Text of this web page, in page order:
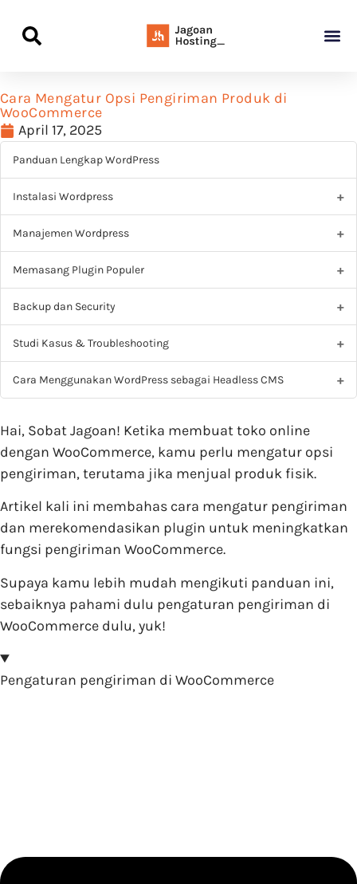
Cara Mengatur Opsi Pengiriman Produk di
WooCommerce
April 17, 2025
Panduan Lengkap WordPress
Instalasi Wordpress
Manajemen Wordpress
Memasang Plugin Populer
Backup dan Security
Studi Kasus & Troubleshooting
Cara Menggunakan WordPress sebagai Headless CMS
Hai, Sobat Jagoan! Ketika membuat toko online
dengan WooCommerce, kamu perlu mengatur opsi
pengiriman, terutama jika menjual produk fisik.
Artikel kali ini membahas cara mengatur pengiriman
dan merekomendasikan plugin untuk meningkatkan
fungsi pengiriman WooCommerce.
Supaya kamu lebih mudah mengikuti panduan ini,
sebaiknya pahami dulu pengaturan pengiriman di
WooCommerce dulu, yuk!
Pengaturan pengiriman di WooCommerce